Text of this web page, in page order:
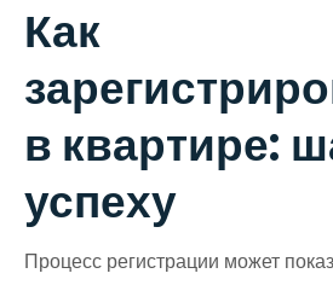
Как
в квартире:
успеху
Процесс регистрации может